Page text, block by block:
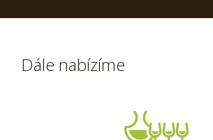
Dále nabízíme